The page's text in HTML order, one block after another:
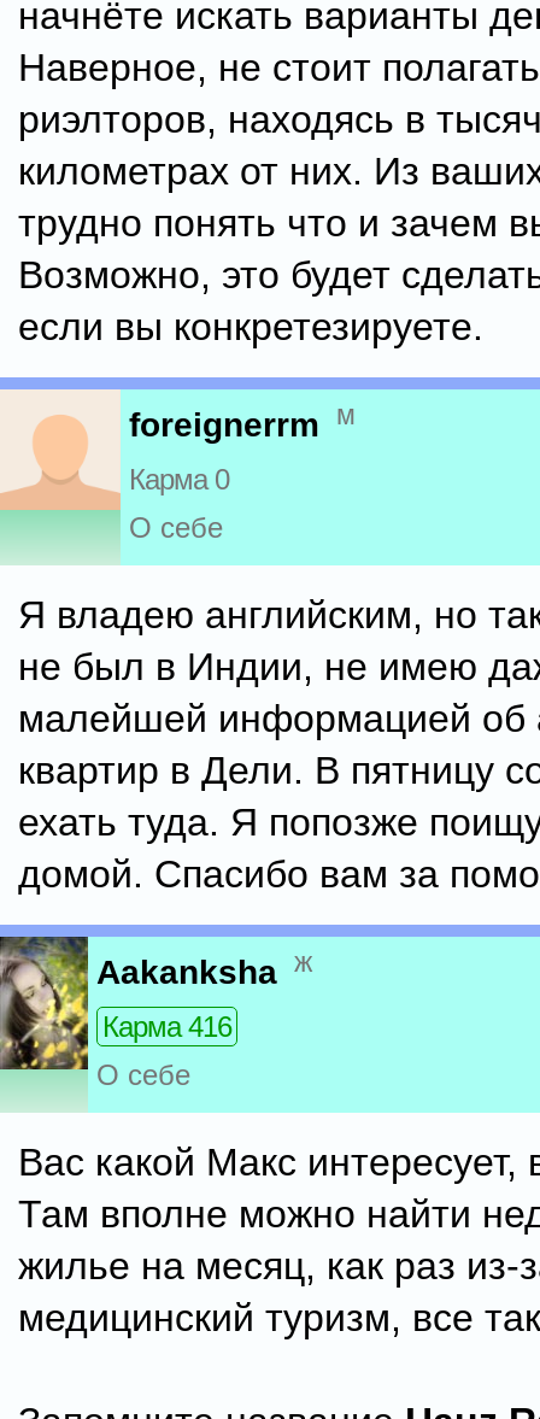
начнёте искать варианты
Наверное, не стоит
риэлторов, находясь в
километрах от них. Из
трудно понять что и зачем
Возможно, это будет
если вы конкретезируете.
foreignerrm м
Карма 0
О себе
Я владею английским, но
не был в Индии, не имею
малейшей информацией об
квартир в Дели. В пятницу
ехать туда. Я попозже
домой. Спасибо вам за
Aakanksha ж
Карма 416
О себе
Вас какой Макс интересует,
Там вполне можно найти
жилье на месяц, как раз из-
медицинский туризм, все